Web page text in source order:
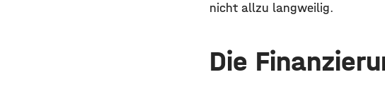
nicht allzu langweilig.
Die